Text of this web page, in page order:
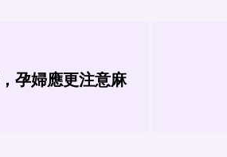
孕婦應更注意麻